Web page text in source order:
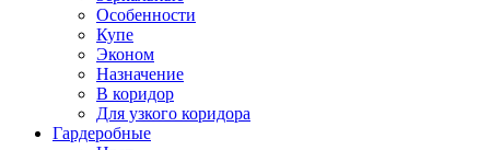
Особенности
Купе
Эконом
Назначение
В коридор
Для узкого коридора
Гардеробные